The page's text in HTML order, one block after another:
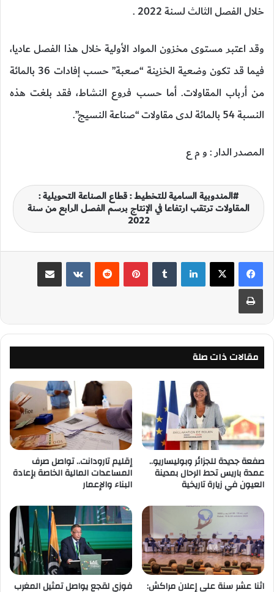
خلال الفصل الثالث لسنة 2022 .
وقد اعتبر مستوى مخزون المواد الأولية خلال هذا الفصل عاديا،
فيما قد تكون وضعية الخزينة “صعبة” حسب إفادات 36 بالمائة
من أرباب المقاولات. أما حسب فروع النشاط، فقد بلغت هذه
النسبة 54 بالمائة لدى مقاولات “صناعة النسيج”.
المصدر الدار : و م ع
المندوبية السامية للتخطيط : قطاع الصناعة التحويلية :
المقاولات ترتقب ارتفاعا في الإنتاج برسم الفصل الرابع من سنة
2022
لينكدإن بينتيريست
مقالات ذات صلة
صفعة جديدة للجزائر وبوليساريو..
عمدة باريس تحط الرحال بمدينة
العيون في زيارة تاريخية
إقليم تارودانت.. تواصل صرف
المساعدات المالية الخاصة بإعادة
البناء والإعمار
اثنا عشر سنة على إعلان مراكش: فوزي لقجع يواصل تمثيل المغرب